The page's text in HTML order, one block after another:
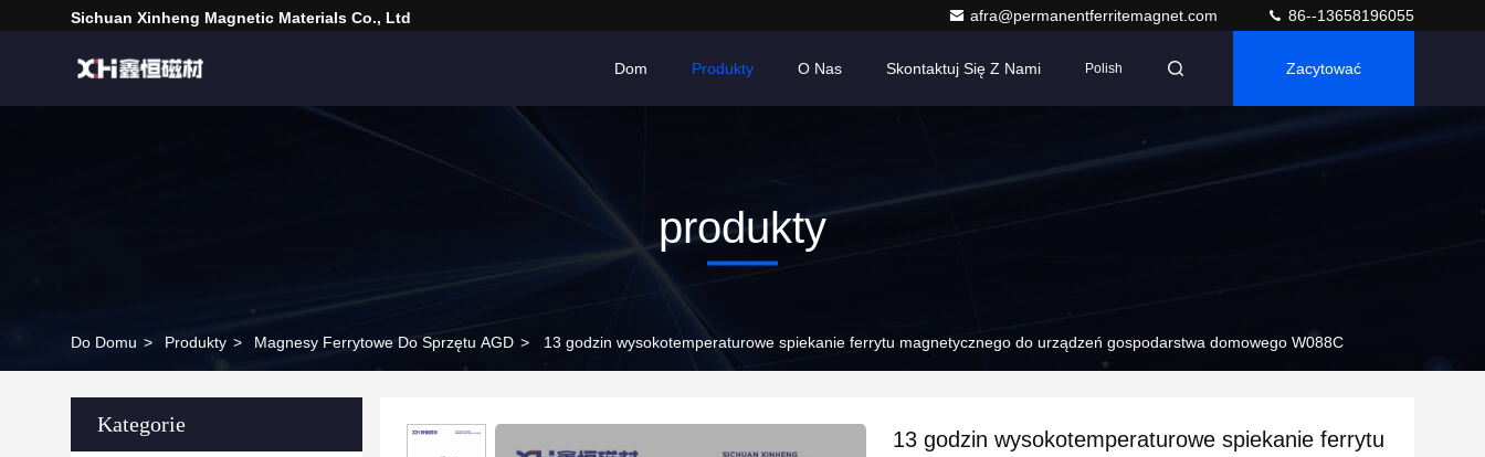
Sichuan Xinheng Magnetic Materials Co., Ltd afra@permanentferritemagnet.com 86--13658196055
Dom Produkty O Nas Skontaktuj Się Z Nami Polish Zacytować
produkty
Do Domu > Produkty > Magnesy Ferrytowe Do Sprzętu AGD > 13 godzin wysokotemperaturowe spiekanie ferrytu magnetycznego do urządzeń gospodarstwa domowego W088C
Kategorie
13 godzin wysokotemperaturowe spiekanie ferrytu